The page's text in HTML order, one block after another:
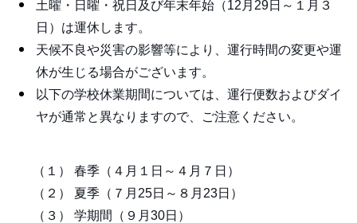
土曜・日曜・祝日及び年末年始（12月29日～１月３
日）は運休します。
天候不良や災害の影響等により、運行時間の変更や運
休が生じる場合がございます。
以下の学校休業期間については、運行便数およびダイ
ヤが通常と異なりますので、ご注意ください。
（１） 春季（４月１日～４月７日）
（２） 夏季（７月25日～８月23日）
（３） 学期間（９月30日）